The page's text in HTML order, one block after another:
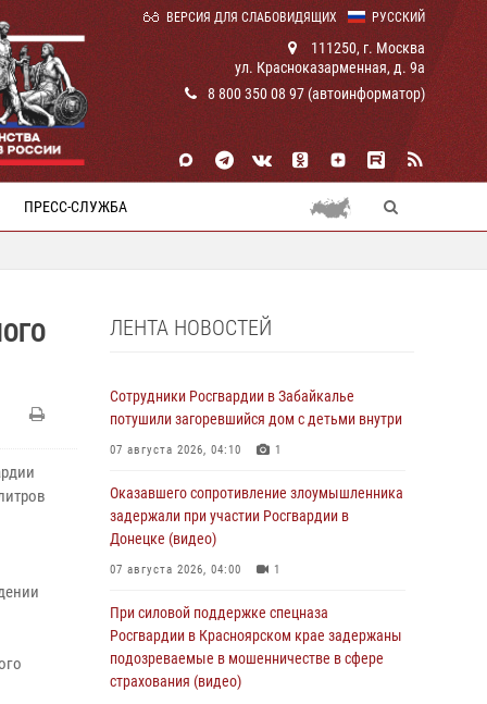
РУССКИЙ
ВЕРСИЯ ДЛЯ СЛАБОВИДЯЩИХ
111250, г. Москва
ул. Красноказарменная, д. 9а
8 800 350 08 97 (автоинформатор)
ПРЕСС-СЛУЖБА
ЛЕНТА НОВОСТЕЙ
Сотрудники Росгвардии в Забайкалье
потушили загоревшийся дом с детьми внутри
07 августа 2026, 04:10 1
Оказавшего сопротивление злоумышленника
задержали при участии Росгвардии в
Донецке (видео)
07 августа 2026, 04:00 1
При силовой поддержке спецназа
Росгвардии в Красноярском крае задержаны
подозреваемые в мошенничестве в сфере
страхования (видео)